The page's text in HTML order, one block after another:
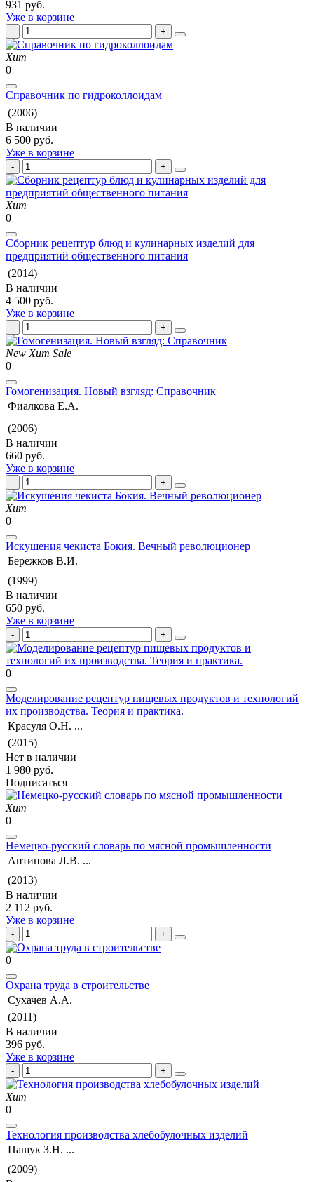
931 руб.
Уже в корзине
Хит
0
Справочник по гидроколлоидам
(2006)
В наличии
6 500 руб.
Уже в корзине
Хит
0
Сборник рецептур блюд и кулинарных изделий для
предприятий общественного питания
(2014)
В наличии
4 500 руб.
Уже в корзине
New Хит Sale
0
Гомогенизация. Новый взгляд: Справочник
Фиалкова Е.А.
(2006)
В наличии
660 руб.
Уже в корзине
Хит
0
Искушения чекиста Бокия. Вечный революционер
Бережков В.И.
(1999)
В наличии
650 руб.
Уже в корзине
0
Моделирование рецептур пищевых продуктов и технологий
их производства. Теория и практика.
Красуля О.Н. ...
(2015)
Нет в наличии
1 980 руб.
Подписаться
Хит
0
Немецко-русский словарь по мясной промышленности
Антипова Л.В. ...
(2013)
В наличии
2 112 руб.
Уже в корзине
0
Охрана труда в строительстве
Сухачев А.А.
(2011)
В наличии
396 руб.
Уже в корзине
Хит
0
Технология производства хлебобулочных изделий
Пашук З.Н. ...
(2009)